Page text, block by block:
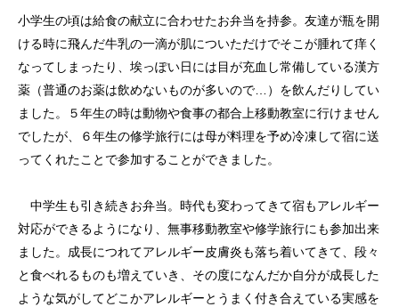
小学生の頃は給食の献立に合わせたお弁当を持参。友達が瓶を開
ける時に飛んだ牛乳の一滴が肌についただけでそこが腫れて痒く
なってしまったり、埃っぽい日には目が充血し常備している漢方
薬（普通のお薬は飲めないものが多いので…）を飲んだりしてい
ました。５年生の時は動物や食事の都合上移動教室に行けません
でしたが、６年生の修学旅行には母が料理を予め冷凍して宿に送
ってくれたことで参加することができました。
中学生も引き続きお弁当。時代も変わってきて宿もアレルギー
対応ができるようになり、無事移動教室や修学旅行にも参加出来
ました。成長につれてアレルギー皮膚炎も落ち着いてきて、段々
と食べれるものも増えていき、その度になんだか自分が成長した
ような気がしてどこかアレルギーとうまく付き合えている実感を